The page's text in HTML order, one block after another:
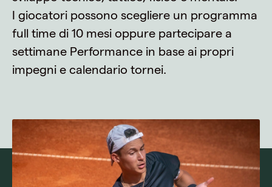
I giocatori possono scegliere un programma
full time di 10 mesi oppure partecipare a
settimane Performance in base ai propri
impegni e calendario tornei.